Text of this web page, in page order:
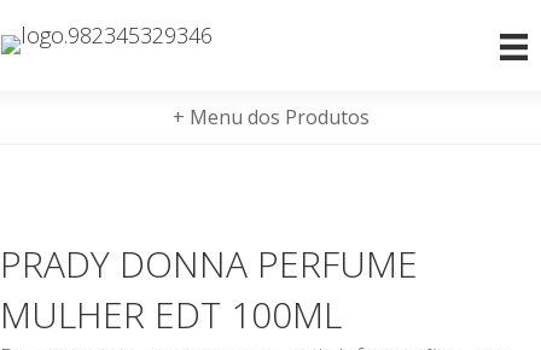
+ Menu dos Produtos
PRADY DONNA PERFUME
MULHER EDT 100ML